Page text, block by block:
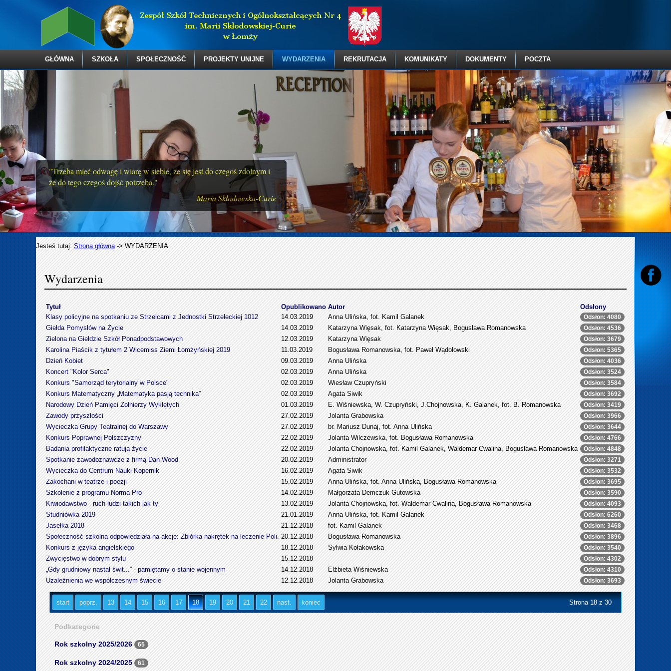
"Trzeba mieć odwagę i wiarę w siebie, że się jest do czegoś zdolnym i
że do tego czegoś dojść potrzeba."
Maria Skłodowska-Curie
GŁÓWNA SZKOŁA SPOŁECZNOŚĆ PROJEKTY UNIJNE WYDARZENIA REKRUTACJA KOMUNIKATY DOKUMENTY POCZTA
Jesteś tutaj: Strona główna-> WYDARZENIA
Wydarzenia
Tytuł Opublikowano Autor
Odsłony
Klasy policyjne na spotkaniu ze Strzelcami z Jednostki Strzeleckiej 1012
14.03.2019 Anna Ulińska, fot. Kamil Galanek Odsłon: 4080
Giełda Pomysłów na Życie 14.03.2019 Katarzyna Więsak, fot. Katarzyna Więsak, Bogusława Romanowska Odsłon: 4536
Zielona na Giełdzie Szkół Ponadpodstawowych 12.03.2019 Katarzyna Więsak Odsłon: 3679
Karolina Piaścik z tytułem 2 Wicemiss Ziemi Łomżyńskiej 2019 11.03.2019 Bogusława Romanowska, fot. Paweł Wądołowski Odsłon: 5365
Dzień Kobiet 09.03.2019 Anna Ulińska Odsłon: 4036
Koncert "Kolor Serca" 02.03.2019 Anna Ulińska Odsłon: 3524
Konkurs "Samorząd terytorialny w Polsce" 02.03.2019 Wiesław Czupryński Odsłon: 3584
Konkurs Matematyczny „Matematyka pasją technika” 02.03.2019 Agata Siwik Odsłon: 3692
Narodowy Dzień Pamięci Żołnierzy Wyklętych 01.03.2019 E. Wiśniewska, W. Czupryński, J.Chojnowska, K. Galanek, fot. B. Romanowska Odsłon: 3419
Zawody przyszłości 27.02.2019 Jolanta Grabowska Odsłon: 3966
Wycieczka Grupy Teatralnej do Warszawy 27.02.2019 br. Mariusz Dunaj, fot. Anna Ulińska Odsłon: 3644
Konkurs Poprawnej Polszczyzny 22.02.2019 Jolanta Wilczewska, fot. Bogusława Romanowska Odsłon: 4766
Badania profilaktyczne ratują życie 22.02.2019 Jolanta Chojnowska, fot. Kamil Galanek, Waldemar Cwalina, Bogusława Romanowska Odsłon: 4848
Spotkanie zawodoznawcze z firmą Dan-Wood 20.02.2019 Administrator Odsłon: 3271
Wycieczka do Centrum Nauki Kopernik 16.02.2019 Agata Siwik Odsłon: 3532
Zakochani w teatrze i poezji 15.02.2019 Anna Ulińska, fot. Anna Ulińska, Bogusława Romanowska Odsłon: 3695
Szkolenie z programu Norma Pro 14.02.2019 Małgorzata Demczuk-Gutowska Odsłon: 3590
Krwiodawstwo - ruch ludzi takich jak ty 13.02.2019 Jolanta Chojnowska, fot. Waldemar Cwalina, Bogusława Romanowska Odsłon: 4093
Studniówka 2019 21.01.2019 Anna Ulińska, fot. Kamil Galanek Odsłon: 6260
Jasełka 2018 21.12.2018 fot. Kamil Galanek Odsłon: 3468
Społeczność szkolna odpowiedziała na akcję: Zbiórka nakrętek na leczenie Poli. 20.12.2018 Bogusława Romanowska Odsłon: 3896
Konkurs z języka angielskiego 18.12.2018 Sylwia Kołakowska Odsłon: 3540
Zwycięstwo w dobrym stylu 15.12.2018 Odsłon: 4302
„Gdy grudniowy nastał świt...” - pamiętamy o stanie wojennym 14.12.2018 Elżbieta Wiśniewska Odsłon: 4310
Uzależnienia we współczesnym świecie 12.12.2018 Jolanta Grabowska Odsłon: 3693
Strona 18 z 30
start poprz. 13 14 15 16 17 18 19 20 21 22 nast. koniec
Podkategorie
Rok szkolny 2025/2026 65
Rok szkolny 2024/2025 61